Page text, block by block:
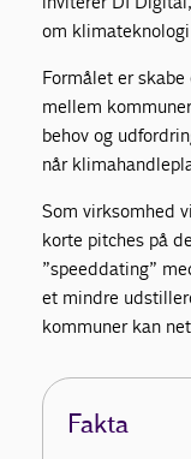
om
Formålet er
mellem
behov og
når
Som virksomhed
korte pitches på
”speeddating”
et mindre
kommuner kan
Fakta